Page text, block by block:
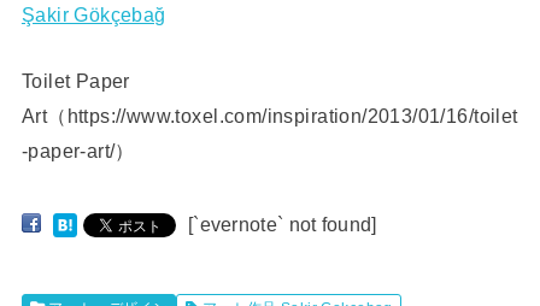
Şakir Gökçebağ
Toilet Paper
Art（https://www.toxel.com/inspiration/2013/01/16/toilet
-paper-art/）
[`evernote` not found]